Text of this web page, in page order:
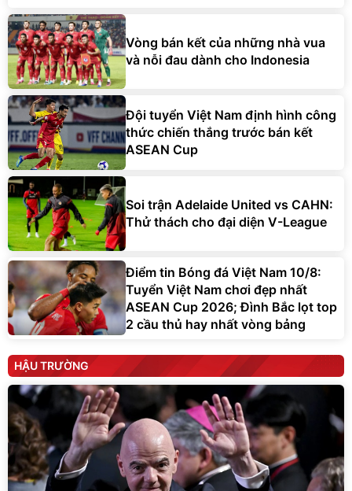
Vòng bán kết của những nhà vua
và nỗi đau dành cho Indonesia
Đội tuyển Việt Nam định hình công
thức chiến thắng trước bán kết
ASEAN Cup
Soi trận Adelaide United vs CAHN:
Thử thách cho đại diện V-League
Điểm tin Bóng đá Việt Nam 10/8:
Tuyển Việt Nam chơi đẹp nhất
ASEAN Cup 2026; Đình Bắc lọt top
2 cầu thủ hay nhất vòng bảng
HẬU TRƯỜNG